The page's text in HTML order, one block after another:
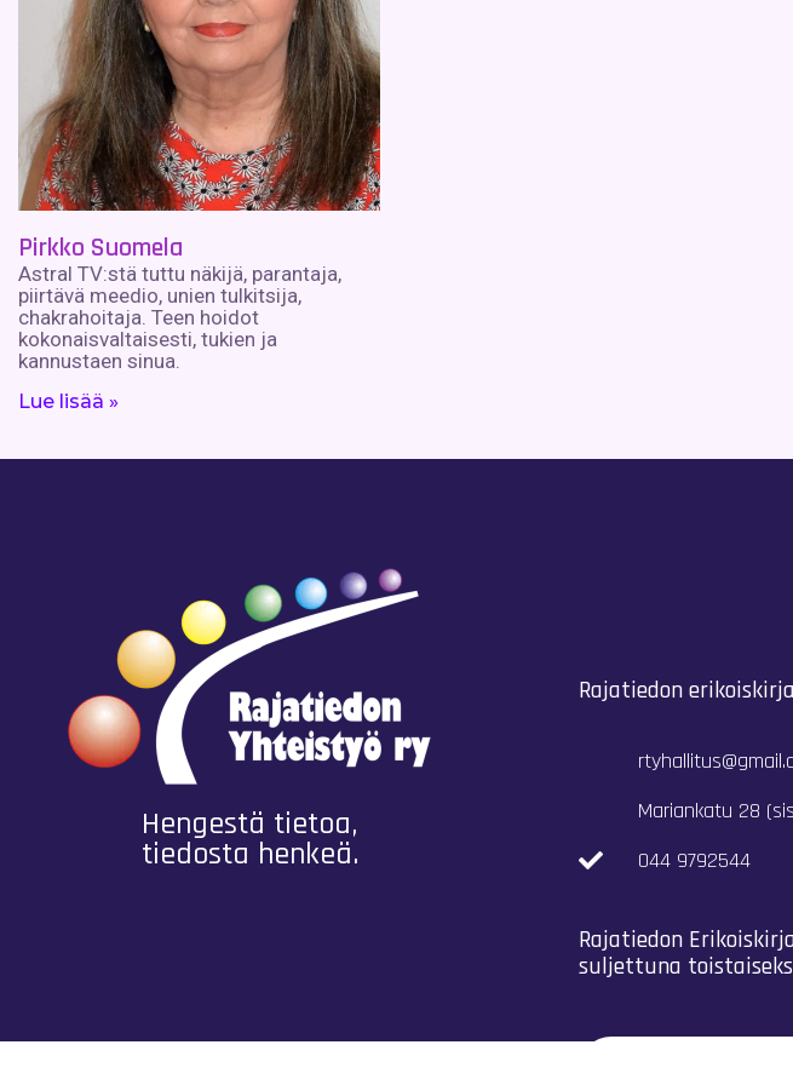
Pirkko Suomela
Astral TV:stä tuttu näkijä, parantaja,
piirtävä meedio, unien tulkitsija,
chakrahoitaja. Teen hoidot
kokonaisvaltaisesti, tukien ja
kannustaen sinua.
Lue lisää »
Hengestä tietoa,
tiedosta henkeä.
Rajatiedon
Mariankatu 28
044 9792544
Rajatiedon
suljettuna